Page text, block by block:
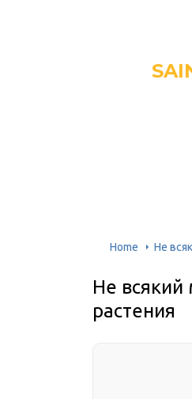
Home Не
Не
растения